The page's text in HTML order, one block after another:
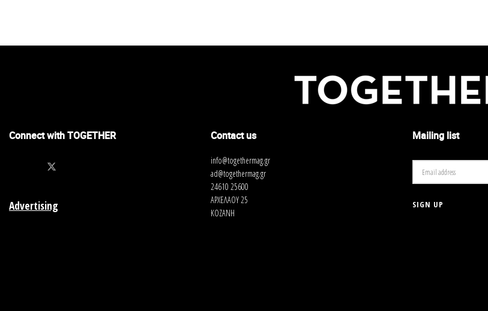
Connect with TOGETHER
Advertising
Contact us
info@togethermag.gr
ad@togethermag.gr
24610 25600
ΑΡΧΕΛΑΟΥ 25
ΚΟΖΑΝΗ
Mailing list